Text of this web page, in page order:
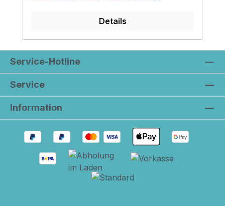
Details
Service-Hotline
Service
Information